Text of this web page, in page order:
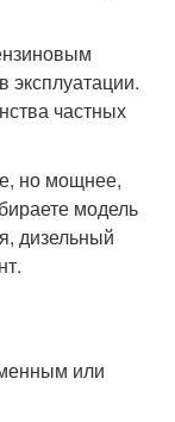
эксплуатации.
частных
но мощнее,
модель
дизельный
или